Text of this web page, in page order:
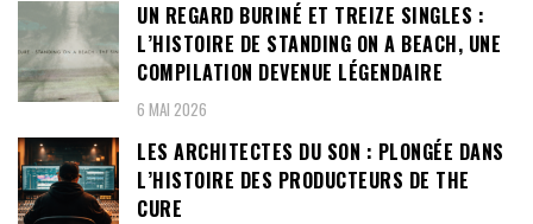
UN REGARD BURINÉ ET TREIZE SINGLES :
L’HISTOIRE DE STANDING ON A BEACH, UNE
COMPILATION DEVENUE LÉGENDAIRE
6 MAI 2026
LES ARCHITECTES DU SON : PLONGÉE DANS
L’HISTOIRE DES PRODUCTEURS DE THE
CURE